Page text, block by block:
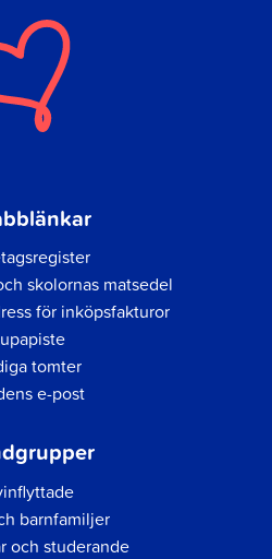
skolornas matsedel
för inköpsfakturor
tomter
e-post
barnfamiljer
och studerande